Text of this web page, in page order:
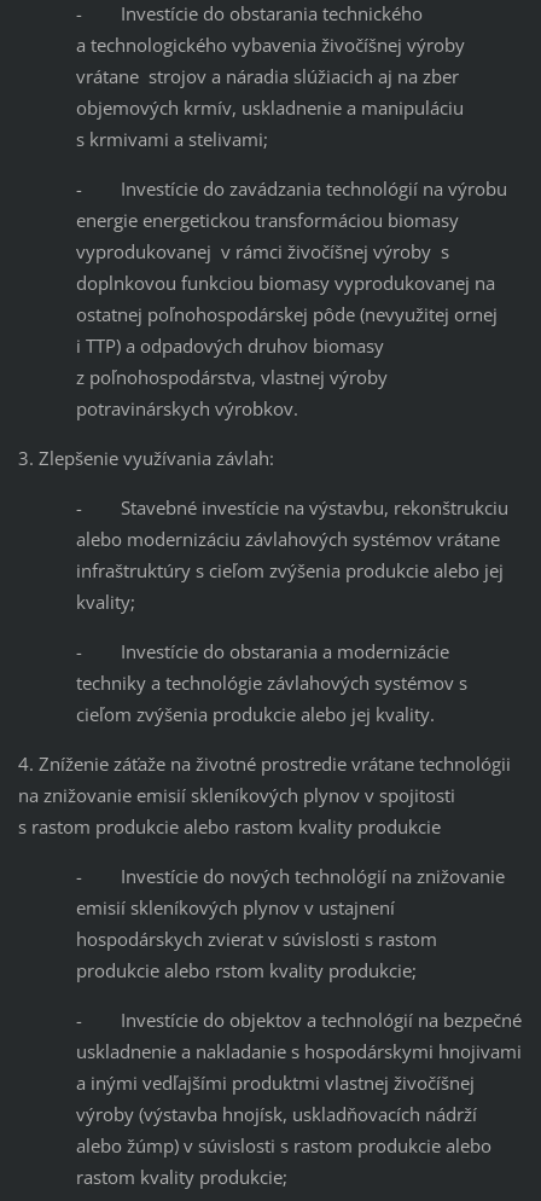
- Investície do obstarania technického
a technologického vybavenia živočíšnej výroby
vrátane strojov a náradia slúžiacich aj na zber
objemových krmív, uskladnenie a manipuláciu
s krmivami a stelivami;
- Investície do zavádzania technológií na výrobu
energie energetickou transformáciou biomasy
vyprodukovanej v rámci živočíšnej výroby s
doplnkovou funkciou biomasy vyprodukovanej na
ostatnej poľnohospodárskej pôde (nevyužitej ornej
i TTP) a odpadových druhov biomasy
z poľnohospodárstva, vlastnej výroby
potravinárskych výrobkov.
3. Zlepšenie využívania závlah:
- Stavebné investície na výstavbu, rekonštrukciu
alebo modernizáciu závlahových systémov vrátane
infraštruktúry s cieľom zvýšenia produkcie alebo jej
kvality;
- Investície do obstarania a modernizácie
techniky a technológie závlahových systémov s
cieľom zvýšenia produkcie alebo jej kvality.
4. Zníženie záťaže na životné prostredie vrátane technológii
na znižovanie emisií skleníkových plynov v spojitosti
s rastom produkcie alebo rastom kvality produkcie
- Investície do nových technológií na znižovanie
emisií skleníkových plynov v ustajnení
hospodárskych zvierat v súvislosti s rastom
produkcie alebo rstom kvality produkcie;
- Investície do objektov a technológií na bezpečné
uskladnenie a nakladanie s hospodárskymi hnojivami
a inými vedľajšími produktmi vlastnej živočíšnej
výroby (výstavba hnojísk, uskladňovacích nádrží
alebo žúmp) v súvislosti s rastom produkcie alebo
rastom kvality produkcie;